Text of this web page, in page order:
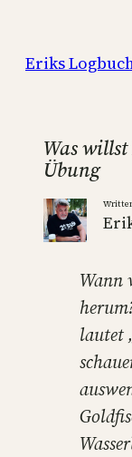
springen
Eriks
Was
Übung
Wann
lautet